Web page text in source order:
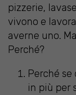
pizzerie,
vivono e
averne uno. Ma
Perché?
Perché
in più per